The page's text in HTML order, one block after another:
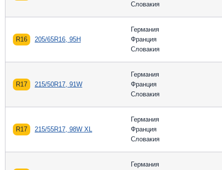
Словакия
R16 205/65R16, 95H
Германия
Франция
Словакия
R17 215/50R17, 91W
Германия
Франция
Словакия
R17 215/55R17, 98W XL
Германия
Франция
Словакия
Германия